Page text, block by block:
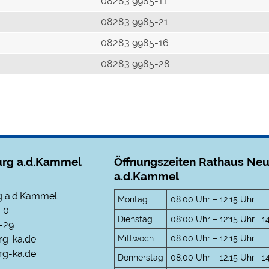
08283 9985-21
08283 9985-16
08283 9985-28
a.d.Kammel
a.d.Kammel
0
29
ka.de
ka.de
Öffnungszeiten Rathaus
a.d.Kammel
Montag
08:00 Uhr – 12:15 Uhr
Dienstag
08:00 Uhr – 12:15 Uhr
Mittwoch
08:00 Uhr – 12:15 Uhr
Donnerstag
08:00 Uhr – 12:15 Uhr